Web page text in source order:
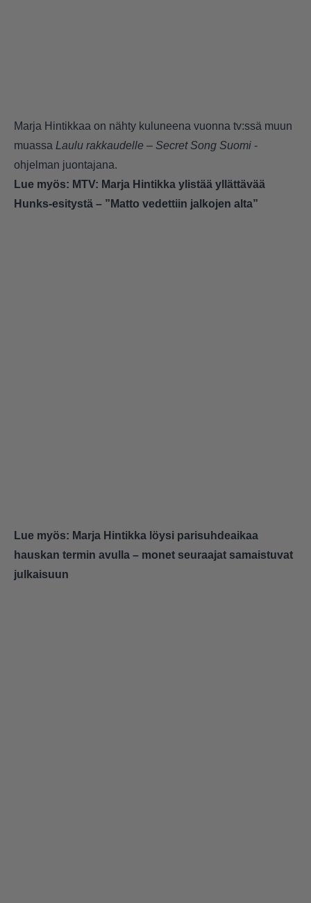
Marja Hintikkaa on nähty kuluneena vuonna tv:ssä muun
muassa Laulu rakkaudelle – Secret Song Suomi -
ohjelman juontajana.
Lue myös: MTV: Marja Hintikka ylistää yllättävää
Hunks-esitystä – ”Matto vedettiin jalkojen alta”
Lue myös: Marja Hintikka löysi parisuhdeaikaa
hauskan termin avulla – monet seuraajat samaistuvat
julkaisuun